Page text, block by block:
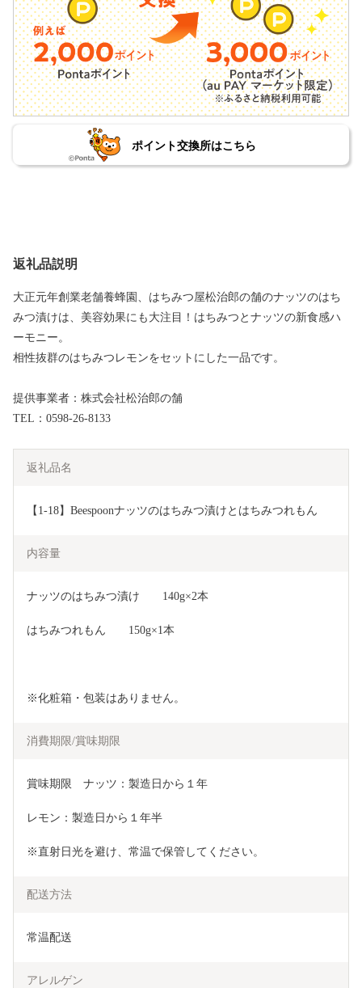
ポイント交換所はこちら
返礼品説明
大正元年創業老舗養蜂園、はちみつ屋松治郎の舗のナッツのはち
みつ漬けは、美容効果にも大注目！はちみつとナッツの新食感ハ
ーモニー。
相性抜群のはちみつレモンをセットにした一品です。
提供事業者：株式会社松治郎の舗
TEL：0598-26-8133
返礼品名
【1-18】Beespoonナッツのはちみつ漬けとはちみつれもん
内容量
ナッツのはちみつ漬け　　140g×2本
はちみつれもん　　150g×1本
※化粧箱・包装はありません。
消費期限/賞味期限
賞味期限　ナッツ：製造日から１年
レモン：製造日から１年半
※直射日光を避け、常温で保管してください。
配送方法
常温配送
アレルゲン